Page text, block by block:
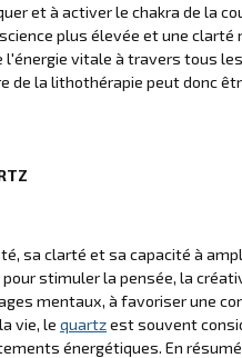
et à activer le chakra de la
plus élevée et une clarté
vitale à travers tous
la lithothérapie peut donc
sa clarté et sa capacité à
stimuler la pensée, la
mentaux, à favoriser une
vie, le quartzest souvent
énergétiques. En